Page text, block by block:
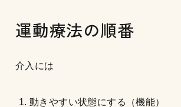
運動療法の順番
介入には
動きやすい状態にする（機能）